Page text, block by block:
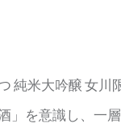
つ 純米大吟醸 女
」を意識し、一